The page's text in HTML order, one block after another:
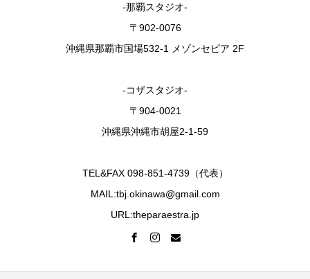
-那覇スタジオ-
〒902-0076
沖縄県那覇市国場532-1 メゾンセピア 2F
-コザスタジオ-
〒904-0021
沖縄県沖縄市胡屋2-1-59
TEL&FAX 098-851-4739（代表）
MAIL:tbj.okinawa@gmail.com
URL:theparaestra.jp